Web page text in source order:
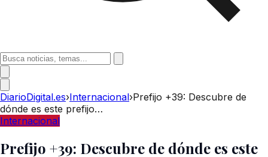
DiarioDigital.es›Internacional›Prefijo +39: Descubre de
dónde es este prefijo…
Internacional
Prefijo +39: Descubre de dónde es este